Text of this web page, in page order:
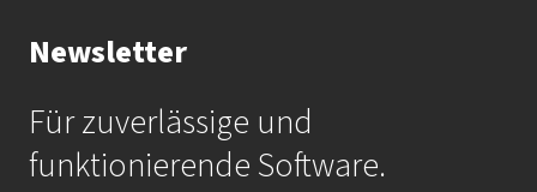
Ihr Kontakt zur Akademie
Frau Katrin Krauß
Mail: akademie@imbus.de
Newsletter
Für zuverlässige und
funktionierende Software.